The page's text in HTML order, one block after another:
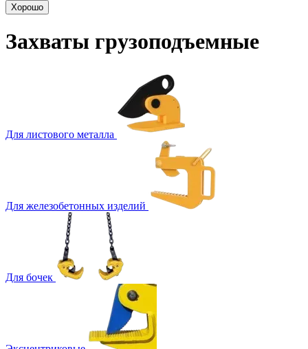
Хорошо
Захваты грузоподъемные
Для листового металла
Для железобетонных изделий
Для бочек